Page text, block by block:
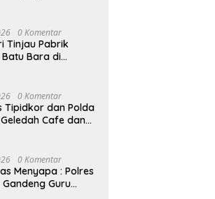
0 Komentar
Tinjau Pabrik
Batu Bara di
Tani Riau
0 Komentar
Tipidkor dan Polda
Cafe dan
0 Komentar
Menyapa : Polres
Gandeng Guru